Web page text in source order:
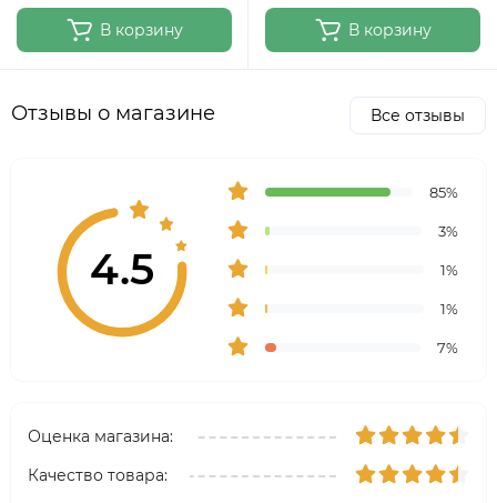
В корзину В корзину
Отзывы о магазине Все отзывы
4.5
85%
3%
1%
1%
7%
Оценка магазина:
Качество товара: